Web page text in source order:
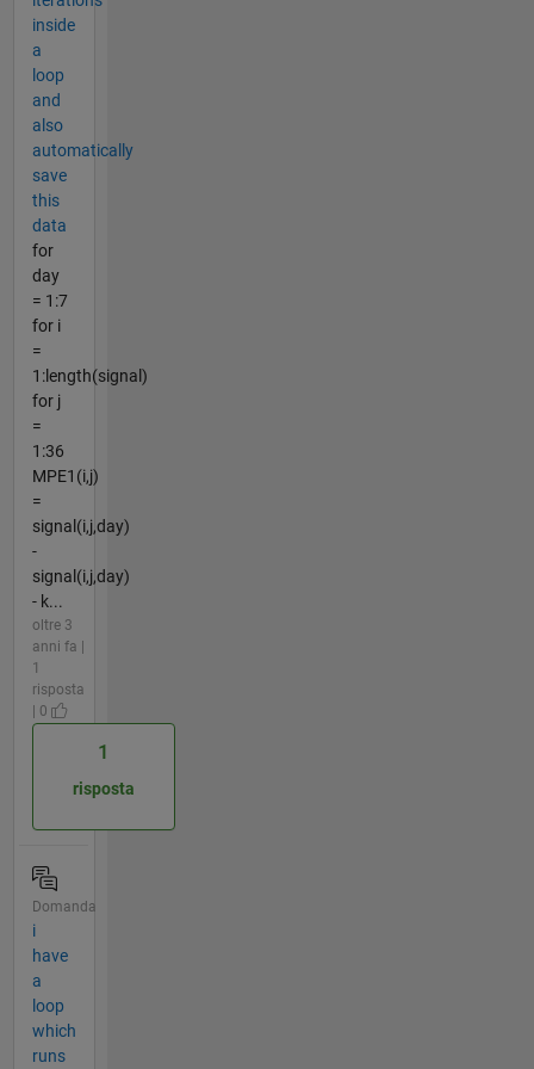
inside
a
loop
and
also
automatically
save
this
data
for
day
= 1:7
for i
=
1:length(signal)
for j
=
1:36
MPE1(i,j)
=
signal(i,j,day)
-
signal(i,j,day)
- k...
oltre 3
anni fa |
1
risposta
| 0
1
risposta
Domanda
i
have
a
loop
which
runs